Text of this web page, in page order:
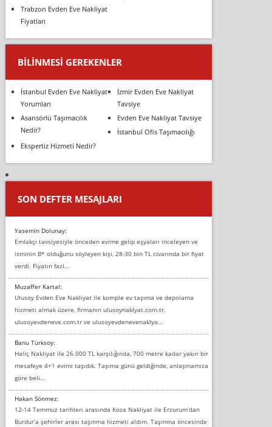
Trabzon Evden Eve Nakliyat
Fiyatları
BILINMESI GEREKENLER
İstanbul Evden Eve Nakliyat
Yorumları
İzmir Evden Eve Nakliyat
Tavsiye
Asansörlü Taşımacılık
Nedir?
Evden Eve Nakliyat Tavsiye
İstanbul Ofis Taşımacılığı
Ekspertiz Hizmeti Nedir?
SON DEFTER MESAJLARI
Yasemin Dolunay:
Emlakçı tavsiyesiyle önceden evime gelip eşyaları inceleyen ve
isminin B* olduğunu söyleyen kişi, 28-30 bin TL civarında bir fiyat
verdi. Fiyatın fazl...
Muzaffer Kartal:
Ulusoy Evden Eve Nakliyat ile komple ev taşıma ve depolama
hizmeti almak üzere, firmanın ulusoynaklyat.com.tr,
ulusoyevdeneve.com.tr ve ulusoyevdenevenaklya...
Banu Türksoy:
Haliç Nakliyat ile 26.000 TL karşılığında, 700 metre kadar yakın bir
mesafeye 4+1 evimi taşıdık. Taşıma günü geldiğinde, anlaşmamıza
göre beli...
Hakan Sönmez:
12-14 Temmuz tarihleri arasında Koza Nakliyat ile Erzurum’dan
Burdur’a şehirler arası taşınma hizmeti aldım. Taşınma öncesinde